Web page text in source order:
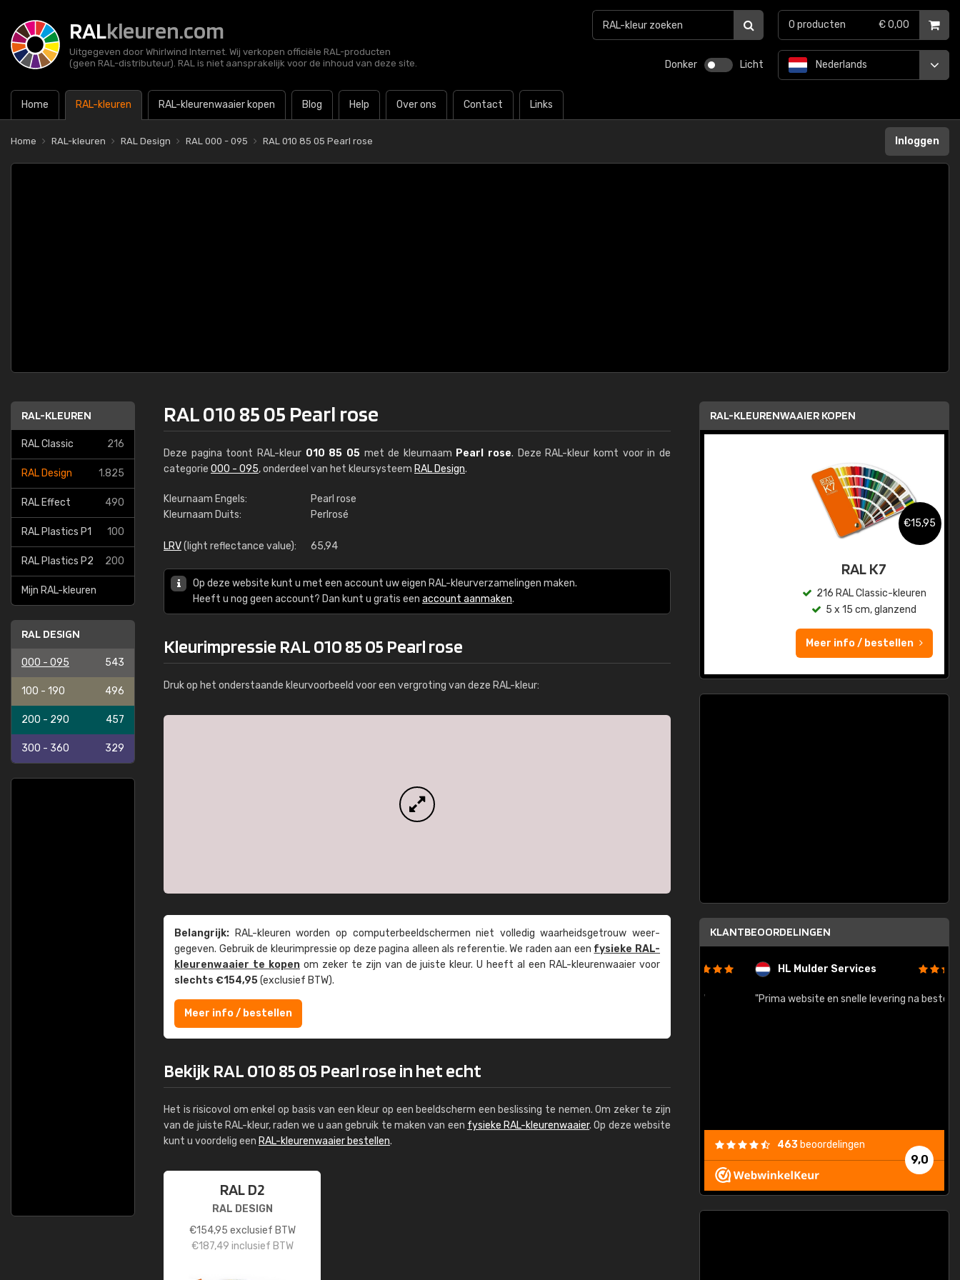
RALkleuren.com
Uitgegeven door Whirlwind Internet. Wij verkopen officiële RAL-producten
(geen RAL-distributeur). RAL is niet aansprakelijk voor de inhoud van deze site.
Donker Licht
Home RAL-kleuren RAL-kleurenwaaier kopen Blog Help Over ons Contact Links
Nederlands
0 producten € 0,00
Home RAL-kleuren RAL Design RAL 000 - 095 RAL 010 85 05 Pearl rose Inloggen
RAL-KLEUREN
RAL Classic 216
RAL Design 1.825
RAL Effect 490
RAL Plastics P1 100
RAL Plastics P2 200
Mijn RAL-kleuren
RAL DESIGN
000 - 095 543
100 - 190 496
200 - 290 457
300 - 360 329
RAL 010 85 05 Pearl rose
Deze pagina toont RAL-kleur 010 85 05met de kleurnaam Pearl rose. Deze RAL-kleur komt voor in de
categorie 000 - 095, onderdeel van het kleursysteem RAL Design.
Kleurnaam Engels:
Pearl rose
Kleurnaam Duits:
Perlrosé
LRV(light reflectance value): 65,94
Op deze website kunt u met een account uw eigen RAL-kleurverzamelingen maken.
Heeft u nog geen account? Dan kunt u gratis een account aanmaken.
Kleurimpressie RAL 010 85 05 Pearl rose
Druk op het onderstaande kleurvoorbeeld voor een vergroting van deze RAL-kleur:
Belangrijk: RAL-kleuren worden op computer­beeld­schermen niet volledig waarheids­­getrouw weer­
gegeven. Gebruik de kleur­impressie op deze pagina alleen als referentie. We raden aan een fysieke RAL-
kleuren­waaier te kopenom zeker te zijn van de juiste kleur. U heeft al een RAL-kleuren­waaier voor
slechts €154,95(exclusief BTW).
Meer info / bestellen
Bekijk RAL 010 85 05 Pearl rose in het echt
Het is risicovol om enkel op basis van een kleur op een beeldscherm een beslissing te nemen. Om zeker te zijn
van de juiste RAL-kleur, raden we u aan gebruik te maken van een fysieke RAL-kleurenwaaier. Op deze website
kunt u voordelig een RAL-kleurenwaaier bestellen.
RAL D2
RAL DESIGN
€154,95 exclusief BTW
€187,49 inclusief BTW
RAL-KLEURENWAAIER KOPEN
RAL K7 op waterbasis
€15,95
RAL K7
216 RAL Classic-kleuren
5 x 15 cm, glanzend
Meer info / bestellen
KLANTBEOORDELINGEN
Kambier BV HL Mulder Services
"Prima website en snelle levering na bestelling"
9,0
463 beoordelingen